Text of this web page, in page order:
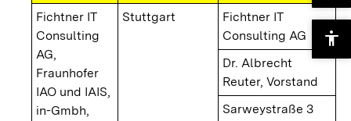
Fichtner IT
Consulting
AG,
Fraunhofer
IAO und IAIS,
in-Gmbh,
Stuttgart
Fichtner IT
Consulting AG
Dr. Albrecht
Reuter, Vorstand
Sarweystraße 3
accessibility